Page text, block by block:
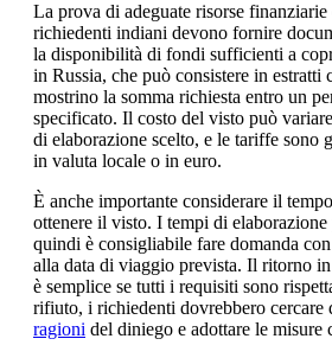
La prova di adeguate risorse finanziarie
richiedenti indiani devono fornire
la disponibilità di fondi sufficienti a
in Russia, che può consistere in estratti
mostrino la somma richiesta entro un
specificato. Il costo del visto può
di elaborazione scelto, e le tariffe sono
in valuta locale o in euro.
È anche importante considerare il
ottenere il visto. I tempi di elaborazione
quindi è consigliabile fare domanda
alla data di viaggio prevista. Il ritorno
è semplice se tutti i requisiti sono
rifiuto, i richiedenti dovrebbero cercare
ragioni del diniego e adottare le misure